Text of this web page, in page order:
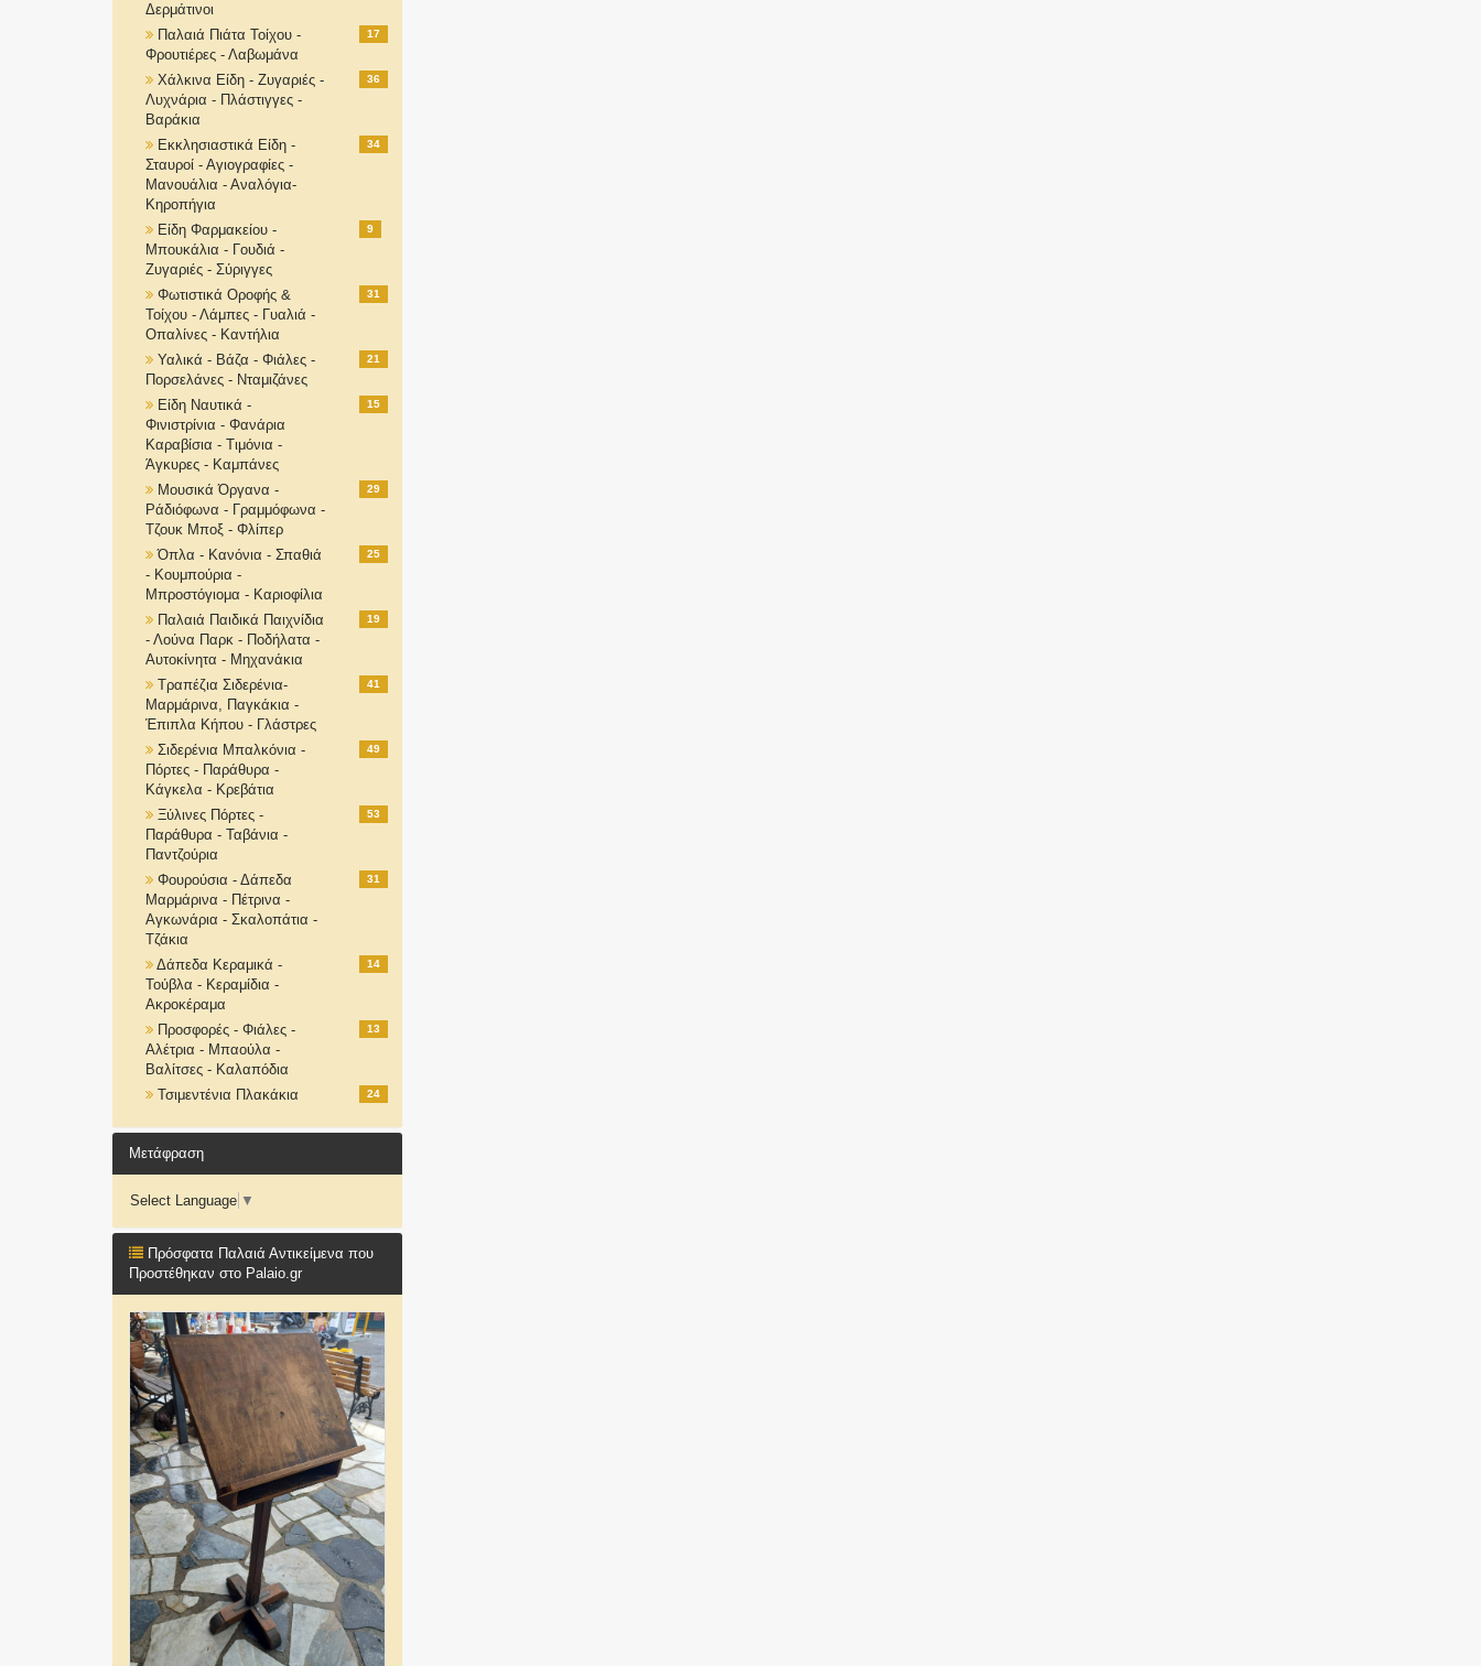
Δερμάτινοι
Παλαιά Πιάτα Τοίχου -
Φρουτιέρες - Λαβωμάνα
17
Χάλκινα Είδη - Ζυγαριές -
Λυχνάρια - Πλάστιγγες -
Βαράκια
36
Εκκλησιαστικά Είδη -
Σταυροί - Αγιογραφίες -
Μανουάλια - Αναλόγια-
Κηροπήγια
34
Είδη Φαρμακείου -
Μπουκάλια - Γουδιά -
Ζυγαριές - Σύριγγες
9
Φωτιστικά Οροφής &
Τοίχου - Λάμπες - Γυαλιά -
Οπαλίνες - Καντήλια
31
Υαλικά - Βάζα - Φιάλες -
Πορσελάνες - Νταμιζάνες
21
Είδη Ναυτικά -
Φινιστρίνια - Φανάρια
Καραβίσια - Τιμόνια -
Άγκυρες - Καμπάνες
15
Μουσικά Όργανα -
Ράδιόφωνα - Γραμμόφωνα -
Τζουκ Μποξ - Φλίπερ
29
Όπλα - Κανόνια - Σπαθιά
- Κουμπούρια -
Μπροστόγιομα - Καριοφίλια
25
Παλαιά Παιδικά Παιχνίδια
- Λούνα Παρκ - Ποδήλατα -
Αυτοκίνητα - Μηχανάκια
19
Τραπέζια Σιδερένια-
Μαρμάρινα, Παγκάκια -
Έπιπλα Κήπου - Γλάστρες
41
Σιδερένια Μπαλκόνια -
Πόρτες - Παράθυρα -
Κάγκελα - Κρεβάτια
49
Ξύλινες Πόρτες -
Παράθυρα - Ταβάνια -
Παντζούρια
53
Φουρούσια - Δάπεδα
Μαρμάρινα - Πέτρινα -
Αγκωνάρια - Σκαλοπάτια -
Τζάκια
31
Δάπεδα Κεραμικά -
Τούβλα - Κεραμίδια -
Ακροκέραμα
14
Προσφορές - Φιάλες -
Αλέτρια - Μπαούλα -
Βαλίτσες - Καλαπόδια
13
Τσιμεντένια Πλακάκια 24
Μετάφραση
Select Language ▼
Πρόσφατα Παλαιά Αντικείμενα που
Προστέθηκαν στο Palaio.gr